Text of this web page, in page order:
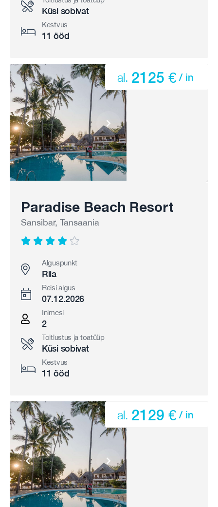
Küsi sobivat
Kestvus
11 ööd
Paradise Beach Resort
Sansibar, Tansaania
al. 2125 € / in
Alguspunkt
Riia
Reisi algus
07.12.2026
Inimesi
2
Toitlustus ja toatüüp
Küsi sobivat
Kestvus
11 ööd
al. 2129 € / in